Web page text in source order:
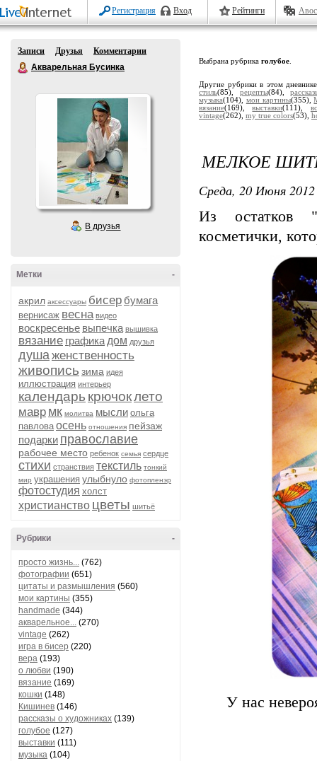
Регистрация Вход Рейтинги
Записи Друзья
Комментарии
Акварельная Бусинка
В друзья
-
Метки
акрил аксессуары бисер бумага
вернисаж весна видео
воскресенье выпечка вышивка
вязание графика дом друзья
душаженственность
живопись зима идея
иллюстрация интерьер
календарь крючоклето
мавр мк молитва мысли ольга
павлова осень отношения пейзаж
подарки православие
рабочее место ребенок семья сердце
стихи странствия текстиль тонкий
мир украшения улыбнуло фотопленэр
фотостудия холст
христианство цветы шитьё
-
Рубрики
просто жизнь... (762)
фотографии (651)
цитаты и размышления (560)
мои картины (355)
handmade (344)
акварельное... (270)
vintage (262)
игра в бисер (220)
вера (193)
о любви (190)
вязание (169)
кошки (148)
Кишинев (146)
рассказы о художниках (139)
голубое (127)
выставки (111)
музыка (104)
Выбрана рубрика голубое
Другие рубрики в этом
стиль(85), рецепты(84),
музыка(104), мои картины(355),
вязание(169),выставки(111),
vintage(262), my true colors(53),
МЕЛКОЕ
Среда, 20 Июня
Из остатков
косметички,
У нас